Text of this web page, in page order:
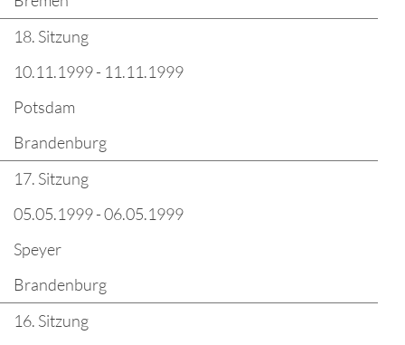
18. Sitzung
10.11.1999 - 11.11.1999
Potsdam
Brandenburg
17. Sitzung
05.05.1999 - 06.05.1999
Speyer
Brandenburg
16. Sitzung